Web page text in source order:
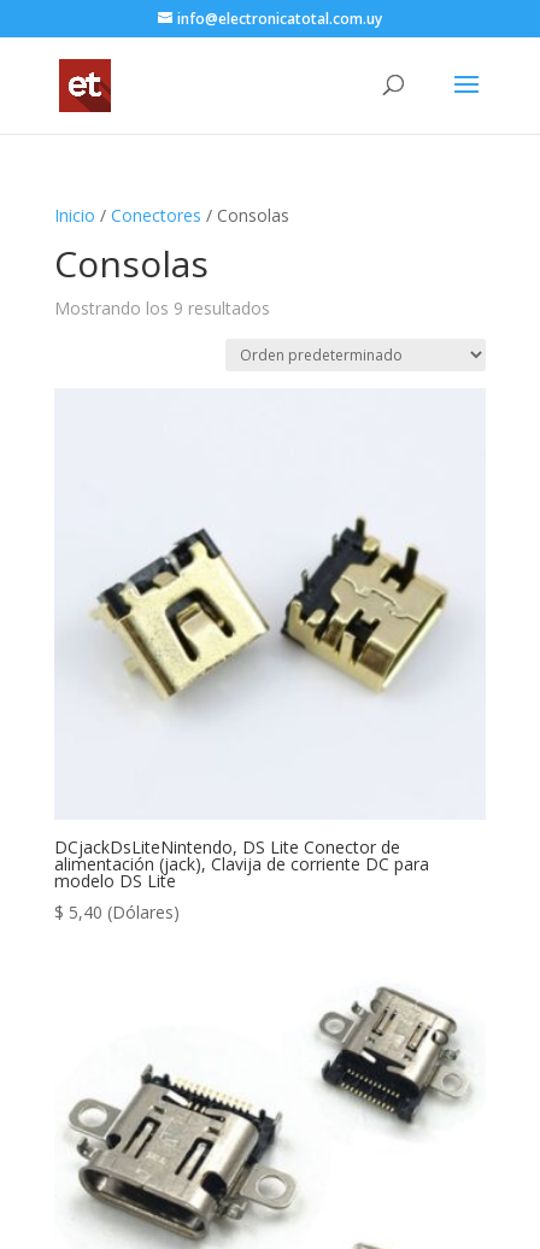
info@electronicatotal.com.uy
Inicio / Conectores / Consolas
Consolas
Mostrando los 9 resultados
DCjackDsLiteNintendo, DS Lite Conector de
alimentación (jack), Clavija de corriente DC para
modelo DS Lite
$ 5,40 (Dólares)